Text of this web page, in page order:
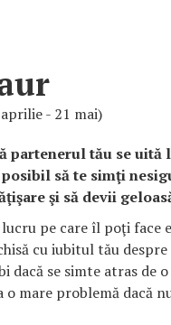
- 21 mai)
partenerul tău se uită
să te simţi
şi să devii
pe care îl poţi face
cu iubitul tău
dacă se simte atras de
o mare problemă dacă